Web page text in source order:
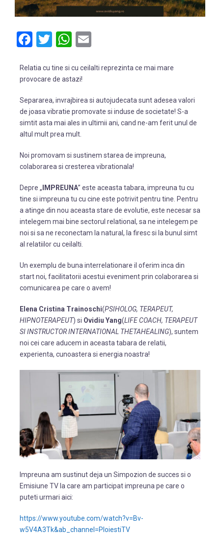
Facebook
TwitterWhatsApp
Relatia cu tine si cu ceilalti reprezinta ce mai mare
provocare de astazi!
Separarea, invrajbirea si autojudecata sunt adesea valori
de joasa vibratie promovate si induse de societate! S-a
simtit asta mai ales in ultimii ani, cand ne-am ferit unul de
altul mult prea mult.
Noi promovam si sustinem starea de impreuna,
colaborarea si cresterea vibrationala!
Depre „ IMPREUNA” este aceasta tabara, impreuna tu cu
tine si impreuna tu cu cine este potrivit pentru tine. Pentru
a atinge din nou aceasta stare de evolutie, este necesar sa
intelegem mai bine sectorul relational, sa ne intelegem pe
noi si sa ne reconectam la natural, la firesc si la bunul simt
al relatiilor cu ceilalti.
Un exemplu de buna interrelationare il oferim inca din
start noi, facilitatorii acestui eveniment prin colaborarea si
comunicarea pe care o avem!
Elena Cristina Trainoschi(PSIHOLOG, TERAPEUT,
HIPNOTERAPEUT) si Ovidiu Yang(LIFE COACH, TERAPEUT
SI INSTRUCTOR INTERNATIONAL THETAHEALING), suntem
noi cei care aducem in aceasta tabara de relatii,
experienta, cunoastera si energia noastra!
Impreuna am sustinut deja un Simpozion de succes si o
Emisiune TV la care am participat impreuna pe care o
puteti urmari aici:
https://www.youtube.com/watch?v=Bv-
w5V4A3Tk&ab_channel=PloiestiTV